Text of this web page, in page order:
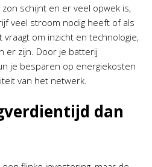
schijnt en er veel opwek is,
veel stroom nodig heeft of als
om inzicht en technologie,
er zijn. Door je batterij
je besparen op energiekosten
van het netwerk.
dan